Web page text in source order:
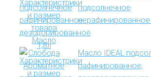
подсолнечное
нерафинированное
Масло IDEAL
рафинированное,